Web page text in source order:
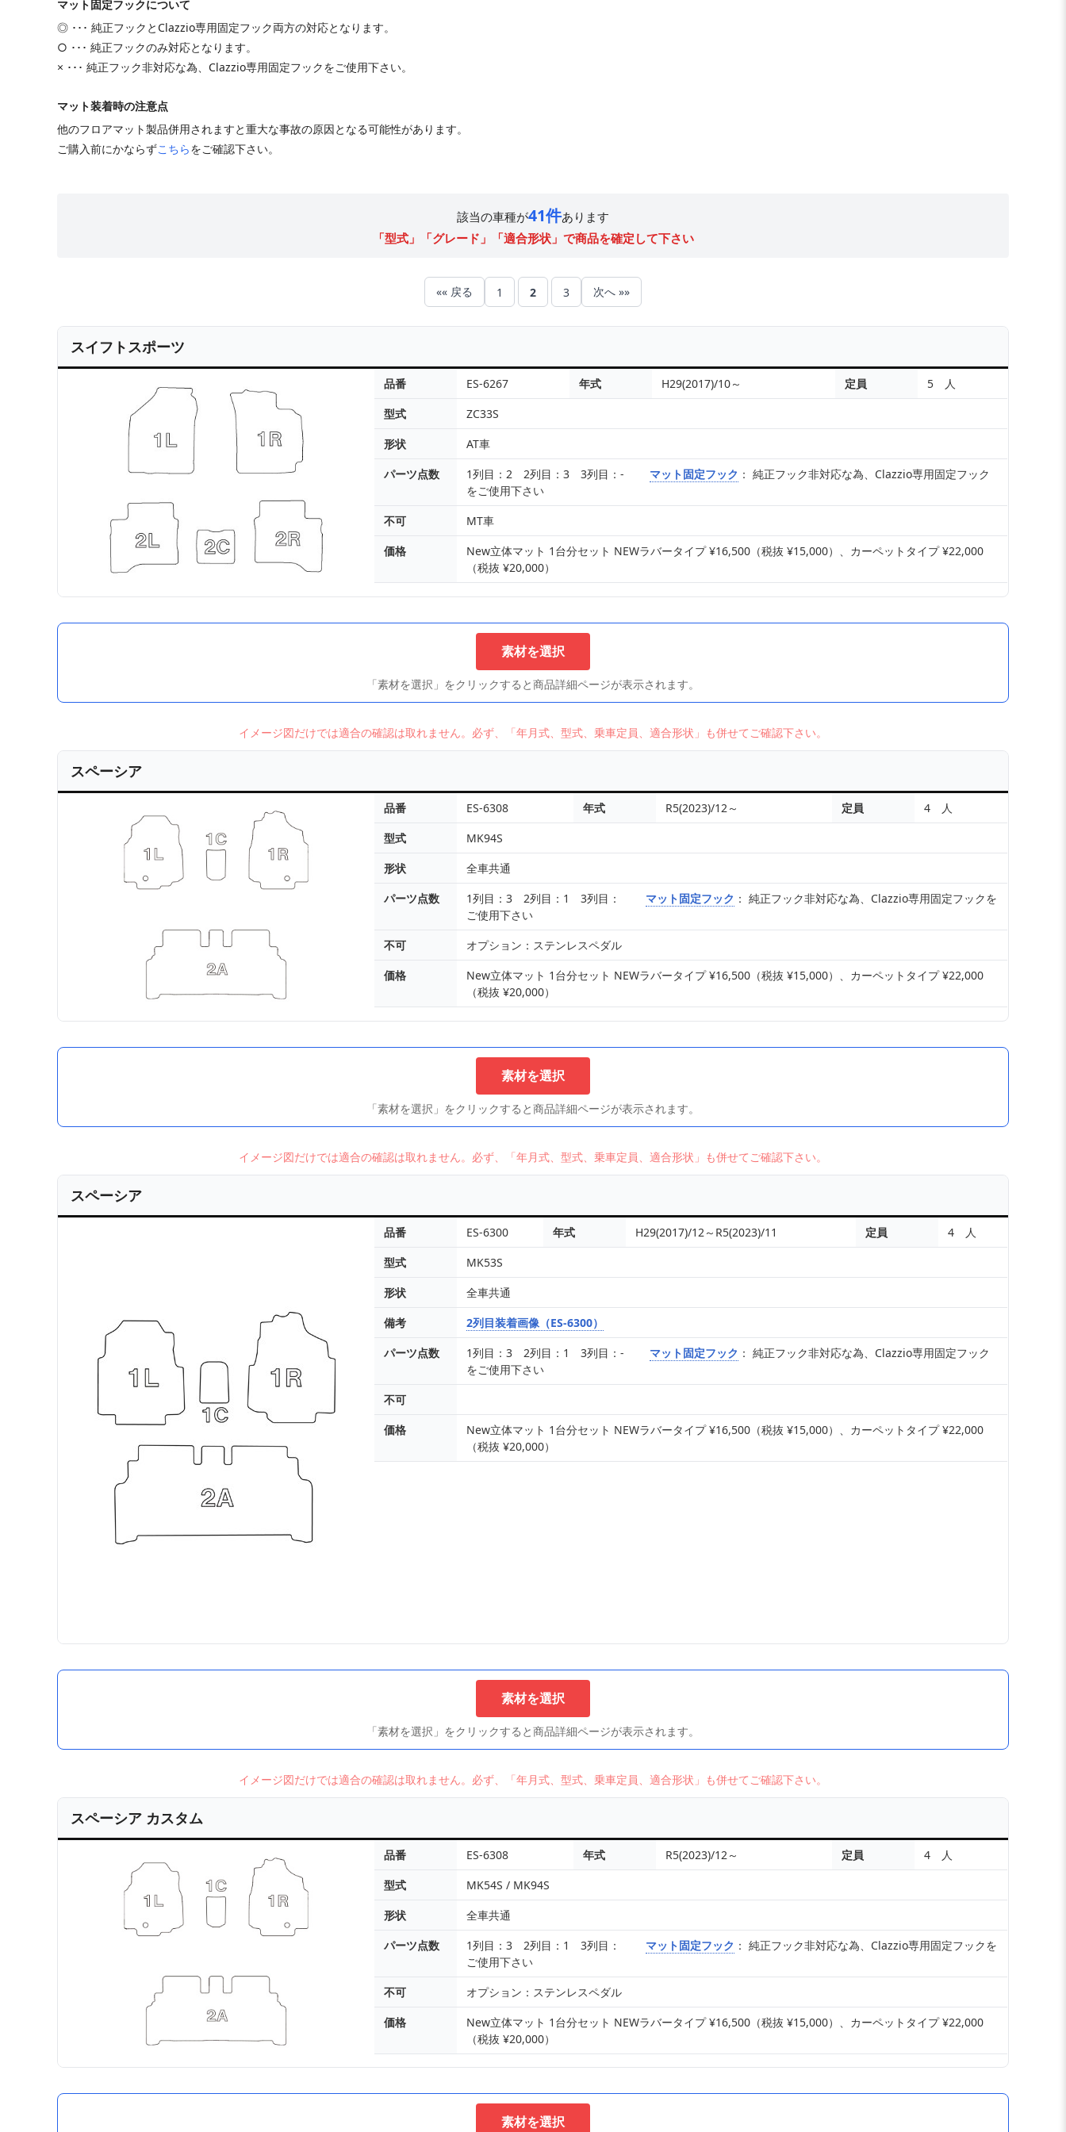
マット固定フックについて
◎ ･･･ 純正フックとClazzio専用固定フック両方の対応となります。
○ ･･･ 純正フックのみ対応となります。
× ･･･ 純正フック非対応な為、Clazzio専用固定フックをご使用下さい。
マット装着時の注意点
他のフロアマット製品併用されますと重大な事故の原因となる可能性があります。
ご購入前にかならずこちらをご確認下さい。
該当の車種が41件あります
「型式」「グレード」「適合形状」で商品を確定して下さい
«« 戻る 1 2 3 次へ »»
スイフトスポーツ
品番 ES-6267 年式 H29(2017)/10～ 定員
5 人
型式
ZC33S
形状
AT車
パーツ点数
1列目：2 2列目：3 3列目：- マット固定フック ： 純正フック非対応な為、Clazzio専用固定フック
をご使用下さい
不可
MT車
価格
New立体マット 1台分セット NEWラバータイプ ¥16,500（税抜 ¥15,000）、カーペットタイプ ¥22,000
（税抜 ¥20,000）
素材を選択
「素材を選択」をクリックすると商品詳細ページが表示されます。
イメージ図だけでは適合の確認は取れません。必ず、「年月式、型式、乗車定員、適合形状」も併せてご確認下さい。
スペーシア
品番 ES-6308 年式 R5(2023)/12～ 定員
4 人
型式
MK94S
形状
全車共通
パーツ点数
1列目：3 2列目：1 3列目： マット固定フック ： 純正フック非対応な為、Clazzio専用固定フックを
ご使用下さい
不可
オプション：ステンレスペダル
価格
New立体マット 1台分セット NEWラバータイプ ¥16,500（税抜 ¥15,000）、カーペットタイプ ¥22,000
（税抜 ¥20,000）
素材を選択
「素材を選択」をクリックすると商品詳細ページが表示されます。
イメージ図だけでは適合の確認は取れません。必ず、「年月式、型式、乗車定員、適合形状」も併せてご確認下さい。
スペーシア
品番 ES-6300 年式 H29(2017)/12～R5(2023)/11 定員
4 人
型式
MK53S
形状
全車共通
備考
2列目装着画像（ES-6300）
パーツ点数
1列目：3 2列目：1 3列目：- マット固定フック ： 純正フック非対応な為、Clazzio専用固定フック
をご使用下さい
不可
価格
New立体マット 1台分セット NEWラバータイプ ¥16,500（税抜 ¥15,000）、カーペットタイプ ¥22,000
（税抜 ¥20,000）
素材を選択
「素材を選択」をクリックすると商品詳細ページが表示されます。
イメージ図だけでは適合の確認は取れません。必ず、「年月式、型式、乗車定員、適合形状」も併せてご確認下さい。
スペーシア カスタム
品番 ES-6308 年式 R5(2023)/12～ 定員
4 人
型式
MK54S / MK94S
形状
全車共通
パーツ点数
1列目：3 2列目：1 3列目： マット固定フック ： 純正フック非対応な為、Clazzio専用固定フックを
ご使用下さい
不可
オプション：ステンレスペダル
価格
New立体マット 1台分セット NEWラバータイプ ¥16,500（税抜 ¥15,000）、カーペットタイプ ¥22,000
（税抜 ¥20,000）
素材を選択